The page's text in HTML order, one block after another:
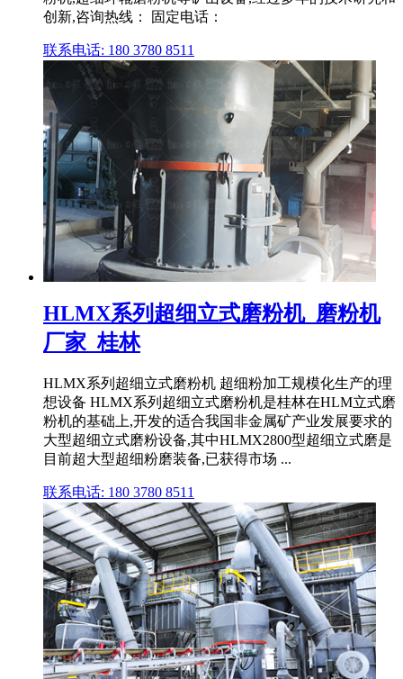
创新,咨询热线： 固定电话：
联系电话: 180 3780 8511
HLMX系列超细立式磨粉机_磨粉机
厂家_桂林
HLMX系列超细立式磨粉机 超细粉加工规模化生产的理
想设备 HLMX系列超细立式磨粉机是桂林在HLM立式磨
粉机的基础上,开发的适合我国非金属矿产业发展要求的
大型超细立式磨粉设备,其中HLMX2800型超细立式磨是
目前超大型超细粉磨装备,已获得市场 ...
联系电话: 180 3780 8511